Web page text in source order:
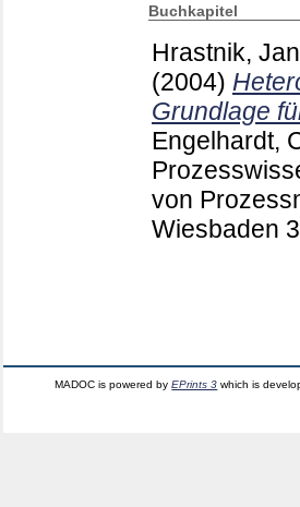
Buchkapitel
Hrastnik,
(2004)
Grundlage
Engelhardt,
von
Wiesbaden
MADOC is powered byEPrints 3 which is